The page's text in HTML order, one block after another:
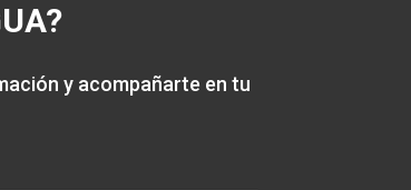
y acompañarte en tu